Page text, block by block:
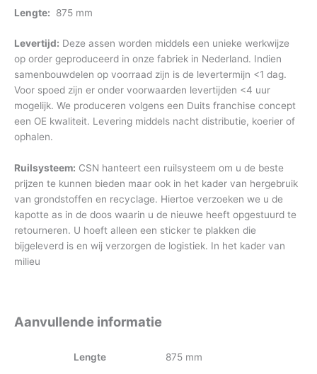
Lengte: 875 mm
Levertijd: Deze assen worden middels een unieke werkwijze
op order geproduceerd in onze fabriek in Nederland. Indien
samenbouwdelen op voorraad zijn is de levertermijn <1 dag.
Voor spoed zijn er onder voorwaarden levertijden <4 uur
mogelijk. We produceren volgens een Duits franchise concept
een OE kwaliteit. Levering middels nacht distributie, koerier of
ophalen.
Ruilsysteem: CSN hanteert een ruilsysteem om u de beste
prijzen te kunnen bieden maar ook in het kader van hergebruik
van grondstoffen en recyclage. Hiertoe verzoeken we u de
kapotte as in de doos waarin u de nieuwe heeft opgestuurd te
retourneren. U hoeft alleen een sticker te plakken die
bijgeleverd is en wij verzorgen de logistiek. In het kader van
milieu
Aanvullende informatie
Lengte 875 mm